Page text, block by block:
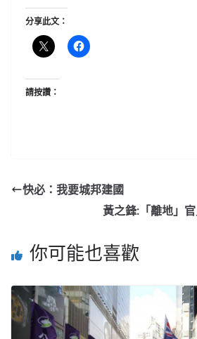
分享此文：
請按讚：
快必：我要城邦建國
黃之鋒:「離地」
你可能也喜歡